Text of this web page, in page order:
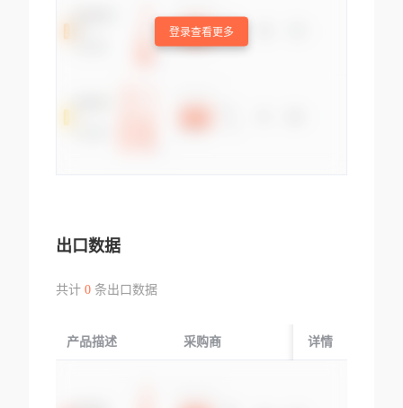
登录查看更多
出口数据
共计 0条出口数据
产品描述 采购商 起运国/地区
详情